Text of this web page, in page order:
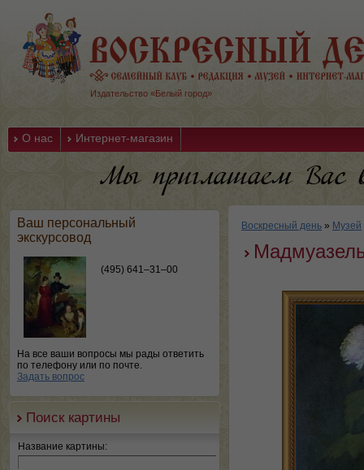
Издательство «Белый город»
О нас Интернет-магазин
Ваш персональный
экскурсовод
(495) 641–31–00
На все ваши вопросы мы рады ответить
по телефону или по почте.
Задать вопрос
Поиск картины
Название картины:
Воскресный день » Музей